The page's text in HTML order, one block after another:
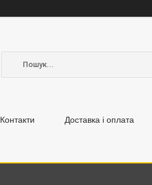
Контакти Доставка і оплата